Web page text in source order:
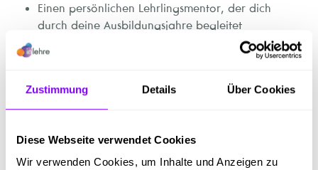
Zustimmung Details Über Cookies
Diese Webseite verwendet Cookies
Wir verwenden Cookies, um Inhalte und Anzeigen zu
Einen persönlichen Lehrlingsmentor, der dich
durch deine Ausbildungsjahre begleitet
Umfassende Ausbildung, die verschiedene
Unternehmensbereiche einschließt
Jährlicher Lehrlingsausflug und sportliche
Teamaktivitäten
nach deiner Lehre
Essenszuschuss in der betriebseigenen Kantine, wo